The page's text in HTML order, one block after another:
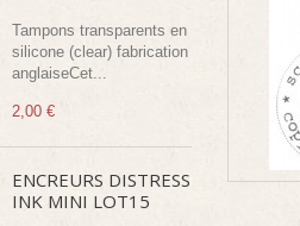
Tampons transparents en
silicone (clear) fabrication
anglaiseCet...
2,00 €
ENCREURS DISTRESS
INK MINI LOT15